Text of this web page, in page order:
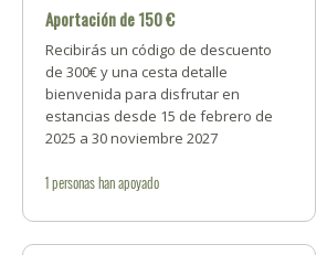
Aportación de 150 €
Recibirás un código de descuento
de 300€ y una cesta detalle
bienvenida para disfrutar en
estancias desde 15 de febrero de
2025 a 30 noviembre 2027
1personashan apoyado